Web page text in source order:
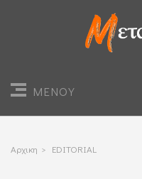
ΜΕΝΟΥ
Αρχικη > EDITORIAL